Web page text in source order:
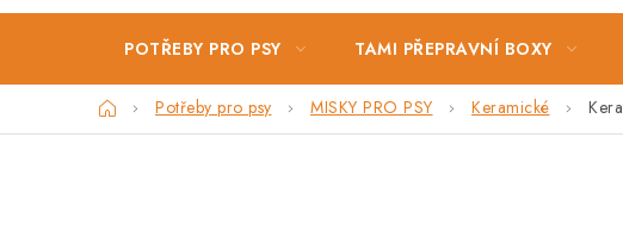
POTŘEBY PRO PSY TAMI PŘEPRAVNÍ BOXY
DomůPotřeby pro psy MISKY PRO PSY Keramické